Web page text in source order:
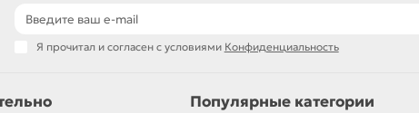
Я прочитал и согласен с условиями Конфиденциальность
Популярные категории